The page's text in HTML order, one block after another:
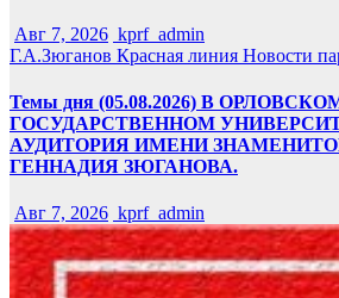
Авг 7, 2026 kprf_admin
Г.А.Зюганов Красная линия Новости
Темы дня (05.08.2026) В
ГОСУДАРСТВЕННОМ
АУДИТОРИЯ ИМЕНИ
ГЕННАДИЯ ЗЮГАНОВА.
Авг 7, 2026 kprf_admin